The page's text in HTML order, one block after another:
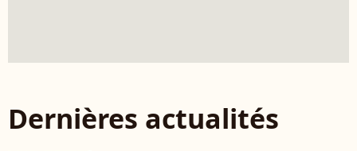
Dernières actualités